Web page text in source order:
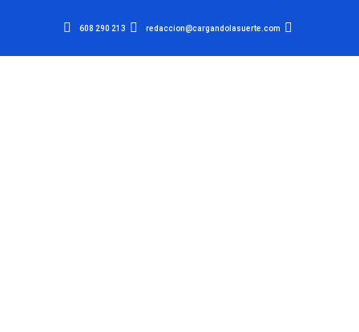
608 290 213 redaccion@cargandolasuerte.com